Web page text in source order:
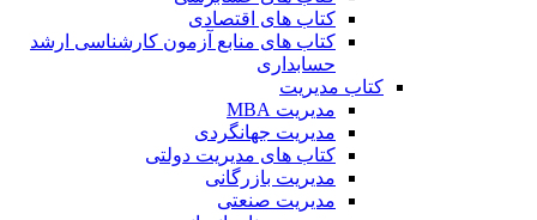
کتاب های اقتصادی
کتاب های منابع آزمون کارشناسی ارشد
حسابداری
کتاب مدیریت
مدیریت MBA
مدیریت جهانگردی
کتاب های مدیریت دولتی
مدیریت بازرگانی
مدیریت صنعتی